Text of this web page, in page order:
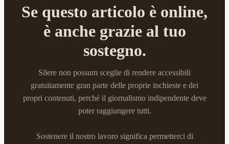
Se questo articolo è online,
è anche grazie al tuo
sostegno.
Silere non possum sceglie di rendere accessibili
gratuitamente gran parte delle proprie inchieste e dei
propri contenuti, perché il giornalismo indipendente deve
poter raggiungere tutti.
Sostenere il nostro lavoro significa permetterci di